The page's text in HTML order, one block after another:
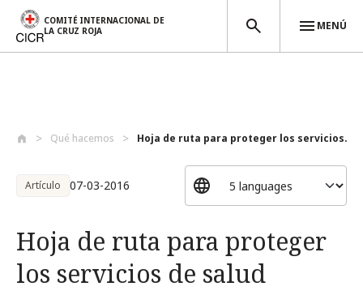
COMITÉ INTERNACIONAL DE
LA CRUZ ROJA
MENÚ
Qué hacemos Hoja de ruta para proteger los servicios...
Artículo 07-03-2016
Hoja de ruta para proteger
los servicios de salud